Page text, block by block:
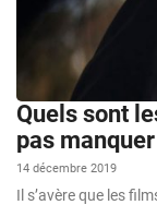
Quels sont
pas
14 décembre 2019
Il s’avère que les